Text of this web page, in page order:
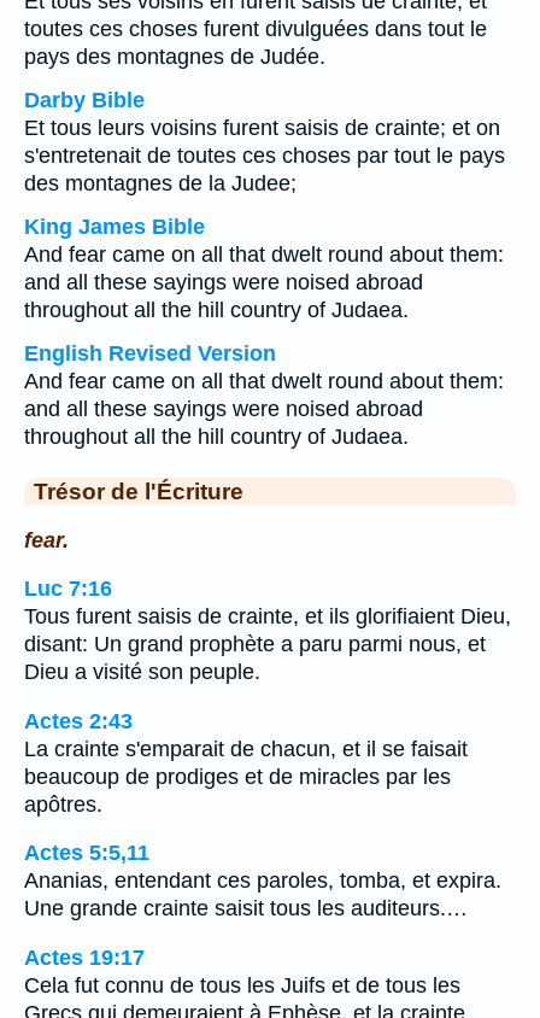
toutes ces choses furent divulguées dans tout le
pays des montagnes de Judée.
Darby Bible
Et tous leurs voisins furent saisis de crainte; et on
s'entretenait de toutes ces choses par tout le pays
des montagnes de la Judee;
King James Bible
And fear came on all that dwelt round about them:
and all these sayings were noised abroad
throughout all the hill country of Judaea.
English Revised Version
And fear came on all that dwelt round about them:
and all these sayings were noised abroad
throughout all the hill country of Judaea.
Trésor de l'Écriture
fear.
Luc 7:16
Tous furent saisis de crainte, et ils glorifiaient Dieu,
disant: Un grand prophète a paru parmi nous, et
Dieu a visité son peuple.
Actes 2:43
La crainte s'emparait de chacun, et il se faisait
beaucoup de prodiges et de miracles par les
apôtres.
Actes 5:5,11
Ananias, entendant ces paroles, tomba, et expira.
Une grande crainte saisit tous les auditeurs.…
Actes 19:17
Cela fut connu de tous les Juifs et de tous les
Grecs qui demeuraient à Ephèse, et la crainte